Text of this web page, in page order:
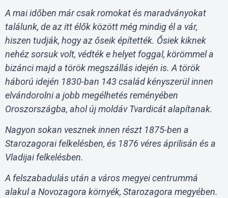
A mai időben már csak romokat és maradványokat
találunk, de az itt élők között még mindig él a vár,
hiszen tudják, hogy az őseik építették. Ősiek kiknek
nehéz sorsuk volt, védték e helyet foggal, körömmel a
bizánci majd a török megszállás idején is. A török
háború idején 1830-ban 143 család kényszerül innen
elvándorolni a jobb megélhetés reményében
Oroszországba, ahol új moldáv Tvardicát alapítanak.
Nagyon sokan vesznek innen részt 1875-ben a
Starozagorai felkelésben, és 1876 véres áprilisán és a
Vladijai felkelésben.
A felszabadulás után a város megyei centrummá
alakul a Novozagora környék, Starozagora megyében.